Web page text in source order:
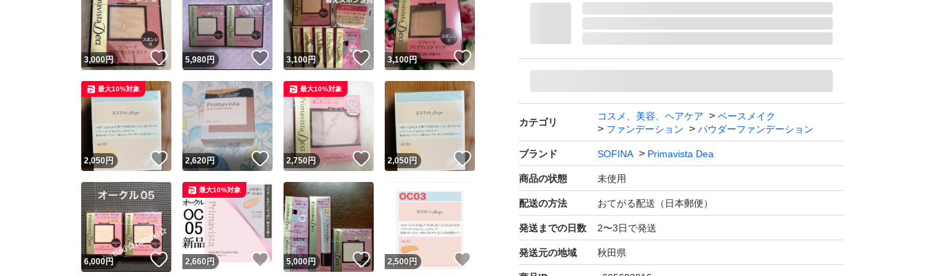
このままのお値段でご検討ください。
カテゴリ
コスメ、美容、ヘアケア
ベースメイク
ファンデーション
パウダーファンデーション
ブランド SOFINA Primavista Dea
商品の状態 未使用
配送の方法 おてがる配送（日本郵便）
発送までの日数 2〜3日で発送
発送元の地域 秋田県
3,000円 いいね！
5,980円 いいね！
3,100円 いいね！
3,100円
2,050円 いいね！
最大10%対象
2,620円 いいね！
2,750円 いいね！
最大10%対象
2,050円
6,000円 いいね！
2,660 円 いいね！
最大10%対象
5,000円 いいね！
2,500 円